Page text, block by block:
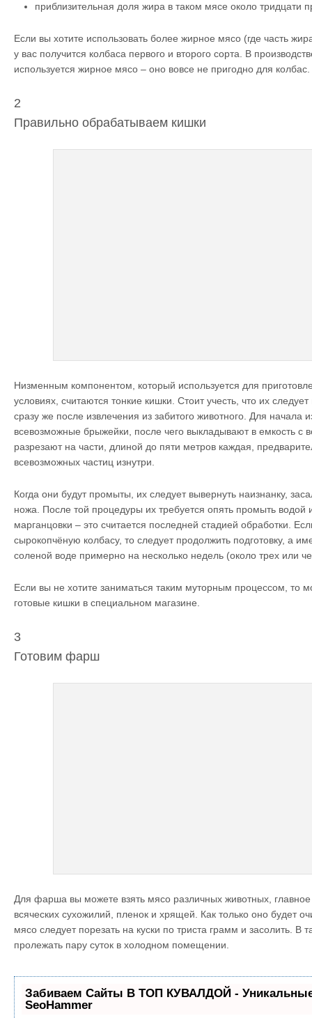
приблизительная доля жира в таком мясе около тридцати
Если вы хотите использовать более жирное мясо (где часть
у вас получится колбаса первого и второго сорта. В
используется жирное мясо – оно вовсе не пригодно для колбас.
2
Правильно обрабатываем кишки
Низменным компонентом, который используется для
условиях, считаются тонкие кишки. Стоит учесть, что их
сразу же после извлечения из забитого животного. Для начала
всевозможные брыжейки, после чего выкладывают в емкость с
разрезают на части, длиной до пяти метров каждая,
всевозможных частиц изнутри.
Когда они будут промыты, их следует вывернуть наизнанку,
ножа. После той процедуры их требуется опять промыть водой
марганцовки – это считается последней стадией обработки.
сырокопчёную колбасу, то следует продолжить подготовку, а
соленой воде примерно на несколько недель (около трех или
Если вы не хотите заниматься таким муторным процессом, то
готовые кишки в специальном магазине.
3
Готовим фарш
Для фарша вы можете взять мясо различных животных,
всяческих сухожилий, пленок и хрящей. Как только оно будет
мясо следует порезать на куски по триста грамм и засолить. В
пролежать пару суток в холодном помещении.
Забиваем Сайты В ТОП КУВАЛДОЙ -
SeoHammer